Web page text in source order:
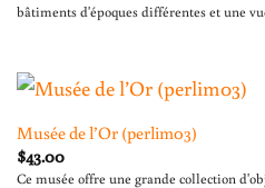
bâtiments d'époques différentes et une
Musée de l’Or (perlim03)
$43.00
Ce musée offre une grande collection